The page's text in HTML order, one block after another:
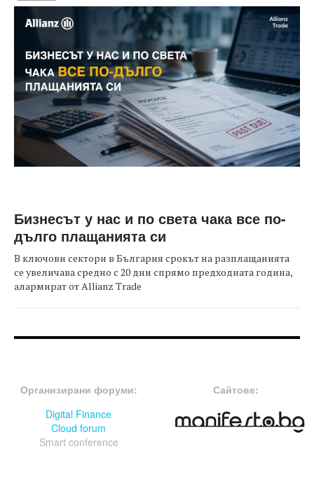
Бизнесът у нас и по света чака все по-
дълго плащанията си
В ключови сектори в България срокът на разплащанията
се увеличава средно с 20 дни спрямо предходната година,
алармират от Allianz Trade
Организирани форуми:
Digital Finance
Cloud forum
Smart conference
Сайтове: